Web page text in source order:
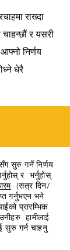
राख्दा
र यसरी
निर्णय
धेरै
सुरु गर्ने निर्णय
र भर्नुहोस्
(सत्र दिन/
गर्नुभएन भने
प्रारम्भिक
हामीलाई
सुरु गर्न चाहनु